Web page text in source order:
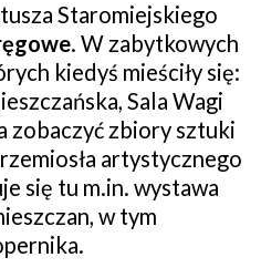
Staromiejskiego
. W zabytkowych
kiedyś mieściły się:
Sala Wagi
zobaczyć zbiory sztuki
artystycznego
się tu m.in. wystawa
w tym